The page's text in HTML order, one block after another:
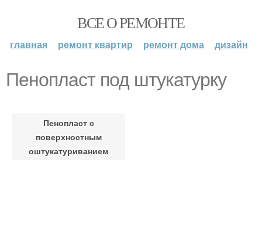
ВСЕ О РЕМОНТЕ
главная ремонт квартир ремонт дома дизайн
Пенопласт под штукатурку
Пенопласт с
поверхностным
оштукатуриванием